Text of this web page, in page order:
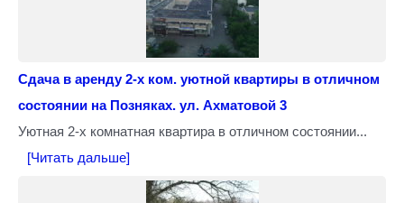
Сдача в аренду 2-х ком. уютной квартиры в отличном
состоянии на Позняках. ул. Ахматовой 3
Уютная 2-х комнатная квартира в отличном состоянии...
[Читать дальше]